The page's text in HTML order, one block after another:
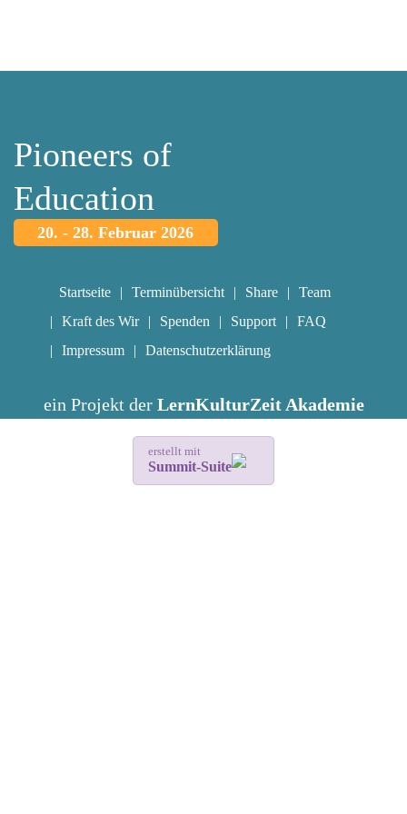
Pioneers of
Education
20. - 28. Februar 2026
Startseite Terminübersicht Share
Team
Kraft des Wir
Spenden Support
FAQ
Impressum
Datenschutzerklärung
ein Projekt der LernKulturZeit Akademie
erstellt mit
Summit-Suite